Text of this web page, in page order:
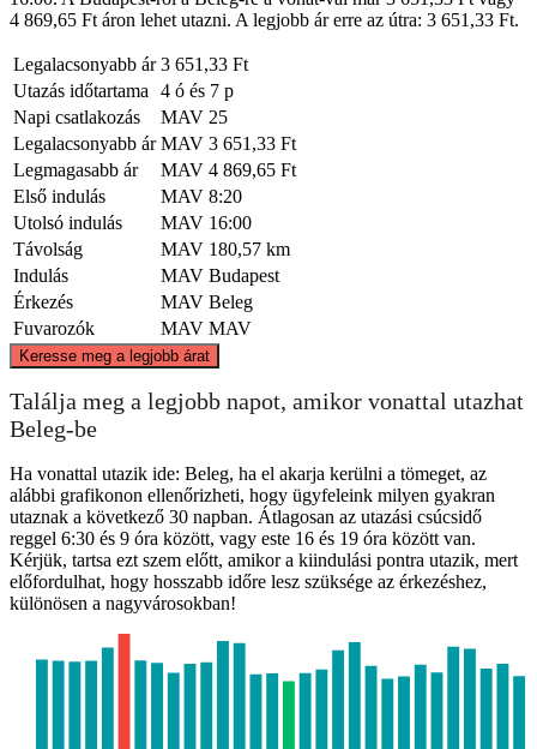
4 869,65 Ft áron lehet utazni. A legjobb ár erre az útra: 3 651,33 Ft.
Legalacsonyabb ár 3 651,33 Ft
Utazás időtartama
4 ó és 7 p
Napi csatlakozás
MAV 25
Legalacsonyabb ár MAV 3 651,33 Ft
Legmagasabb ár
MAV 4 869,65 Ft
Első indulás
MAV 8:20
Utolsó indulás
MAV 16:00
Távolság
MAV 180,57 km
Indulás
MAV Budapest
Érkezés
MAV Beleg
Fuvarozók
MAV MAV
Keresse meg a legjobb árat
Találja meg a legjobb napot, amikor vonattal utazhat
Beleg-be
Ha vonattal utazik ide: Beleg, ha el akarja kerülni a tömeget, az
alábbi grafikonon ellenőrizheti, hogy ügyfeleink milyen gyakran
utaznak a következő 30 napban. Átlagosan az utazási csúcsidő
reggel 6:30 és 9 óra között, vagy este 16 és 19 óra között van.
Kérjük, tartsa ezt szem előtt, amikor a kiindulási pontra utazik, mert
előfordulhat, hogy hosszabb időre lesz szüksége az érkezéshez,
különösen a nagyvárosokban!